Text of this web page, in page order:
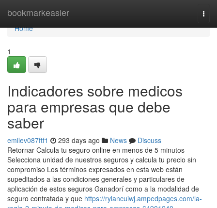
bookmarkeasier
Home
Home
1
Indicadores sobre medicos
para empresas que debe
saber
emilev087ftf1 293 days ago News
Discuss
Retornar Calcula tu seguro online en menos de 5 minutos
Selecciona unidad de nuestros seguros y calcula tu precio sin
compromiso Los términos expresados en esta web están
supeditados a las condiciones generales y particulares de
aplicación de estos seguros Ganadorí como a la modalidad de
seguro contratada y que https://rylancuiwj.ampedpages.com/la-